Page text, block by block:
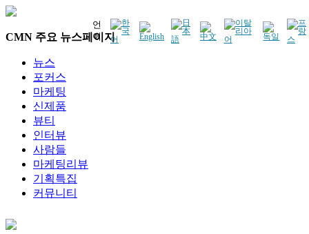
언
어
CMN 주요 뉴스페이지
뉴스
포커스
마케팅
신제품
뷰티
인터뷰
사람들
마케팅리뷰
기획특집
커뮤니티